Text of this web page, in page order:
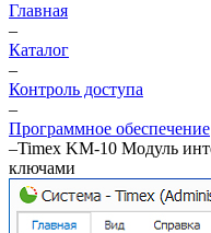
Главная
–
Каталог
–
Контроль доступа
–
Программное обеспечение
–Timex KM-10 Модуль
ключами